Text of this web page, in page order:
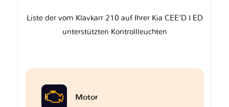
Liste der vom Klavkarr 210 auf Ihrer Kia CEE'D I ED
unterstützten Kontrollleuchten
Motor